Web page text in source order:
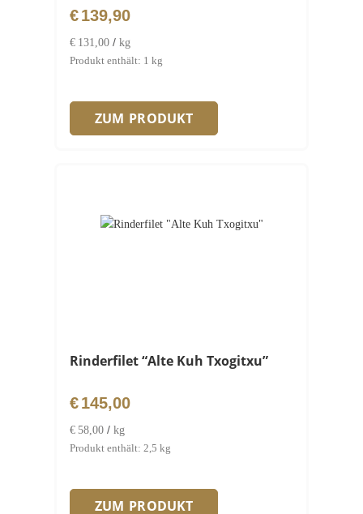
€139,90
€ 131,00 / kg
Produkt enthält: 1 kg
ZUM PRODUKT
Rinderfilet “Alte Kuh Txogitxu”
€145,00
€ 58,00 / kg
Produkt enthält: 2,5 kg
ZUM PRODUKT